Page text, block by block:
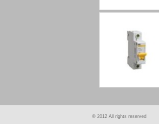
© 2012 All rights reserved